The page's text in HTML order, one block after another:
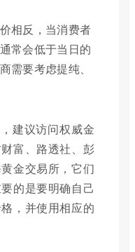
相反，当消费者
常会低于当日的
需要考虑提纯、
建议访问权威金
富、路透社、彭
金交易所，它们
的是要明确自己
，并使用相应的